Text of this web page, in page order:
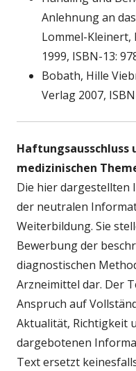
Anlehnung an
Lommel-Kleinert,
1999, ISBN-13:
Bobath, Hille
Verlag 2007,
Haftungsausschluss
medizinischen
Die hier dargestellten
der neutralen
Weiterbildung. Sie
Bewerbung der
diagnostischen
Arzneimittel dar. Der
Anspruch auf
Aktualität, Richtigkeit
dargebotenen
Text ersetzt